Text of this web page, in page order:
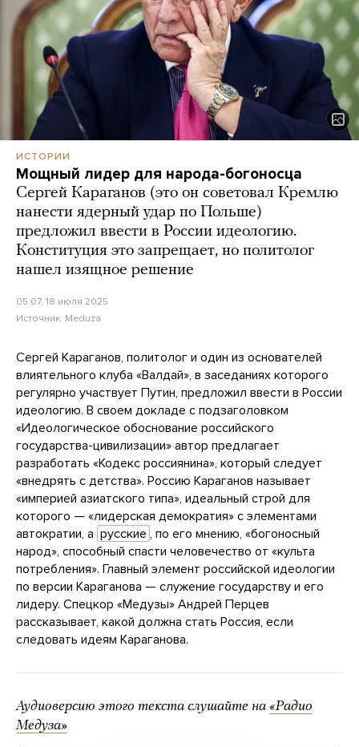
ИСТОРИИ
Мощный лидер для народа-богоносца
Сергей Караганов (это он советовал Кремлю
нанести ядерный удар по Польше)
предложил ввести в России идеологию.
Конституция это запрещает, но политолог
нашел изящное решение
05:07, 18 июля 2025
Источник: Meduza
Сергей Караганов, политолог и один из основателей
влиятельного клуба «Валдай», в заседаниях которого
регулярно участвует Путин, предложил ввести в России
идеологию. В своем докладе с подзаголовком
«Идеологическое обоснование российского
государства-цивилизации» автор предлагает
разработать «Кодекс россиянина», который следует
«внедрять с детства». Россию Караганов называет
«империей азиатского типа», идеальный строй для
которого — «лидерская демократия» с элементами
автократии, а русские , по его мнению, «богоносный
народ», способный спасти человечество от «культа
потребления». Главный элемент российской идеологии
по версии Караганова — служение государству и его
лидеру. Спецкор «Медузы» Андрей Перцев
рассказывает, какой должна стать Россия, если
следовать идеям Караганова.
Аудиоверсию этого текста слушайте на «Радио
Медуза»